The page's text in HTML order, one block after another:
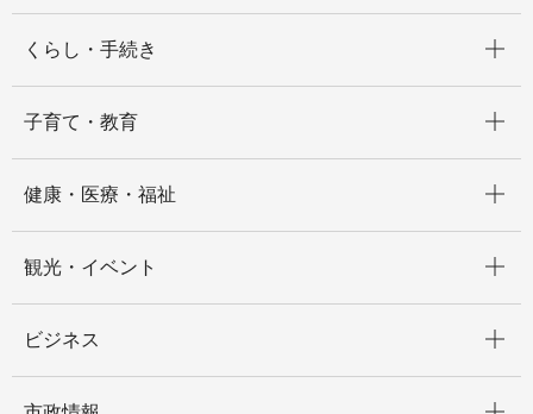
くらし・手続き
子育て・教育
健康・医療・福祉
観光・イベント
ビジネス